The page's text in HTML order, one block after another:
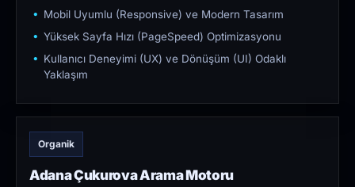
Mobil Uyumlu (Responsive) ve Modern Tasarım
Yüksek Sayfa Hızı (PageSpeed) Optimizasyonu
Kullanıcı Deneyimi (UX) ve Dönüşüm (UI) Odaklı
Yaklaşım
Organik
Adana Çukurova Arama Motoru